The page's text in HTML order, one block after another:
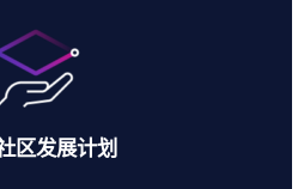
区发展计划